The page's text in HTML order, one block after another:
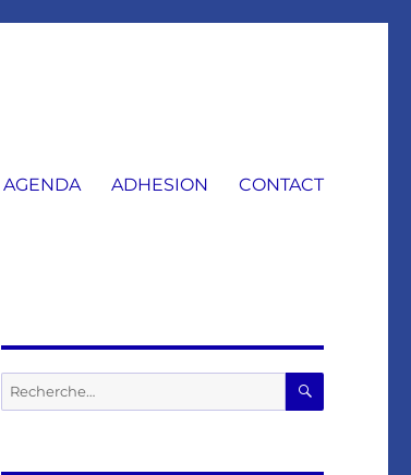
AGENDA ADHESION CONTACT
Recherche
pour :